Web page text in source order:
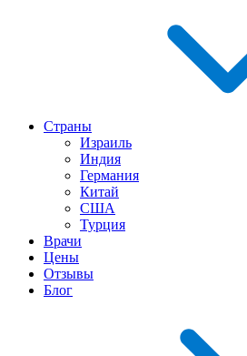
Страны
Израиль
Индия
Германия
Китай
США
Турция
Врачи
Цены
Отзывы
Блог